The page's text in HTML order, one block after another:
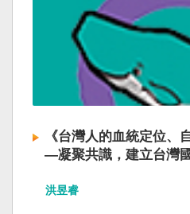
《台灣人的血統定位、
—凝聚共識，建立台灣
洪昱睿